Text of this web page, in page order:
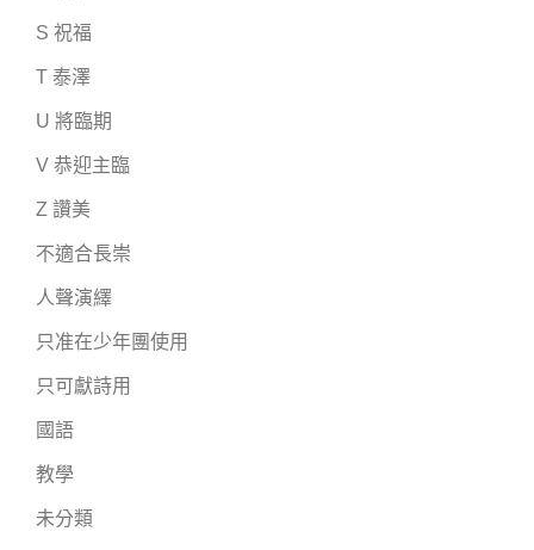
S 祝福
T 泰澤
U 將臨期
V 恭迎主臨
Z 讚美
不適合長崇
人聲演繹
只准在少年團使用
只可獻詩用
國語
教學
未分類